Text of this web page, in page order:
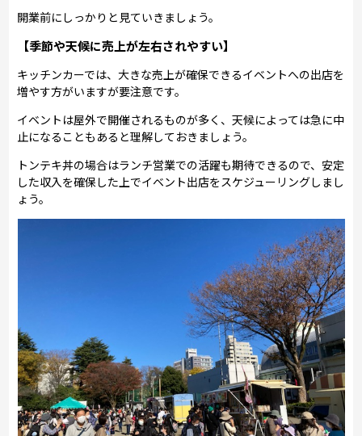
開業前にしっかりと見ていきましょう。
【季節や天候に売上が左右されやすい】
キッチンカーでは、大きな売上が確保できるイベントへの出店を
増やす方がいますが要注意です。
イベントは屋外で開催されるものが多く、天候によっては急に中
止になることもあると理解しておきましょう。
トンテキ丼の場合はランチ営業での活躍も期待できるので、安定
した収入を確保した上でイベント出店をスケジューリングしまし
ょう。